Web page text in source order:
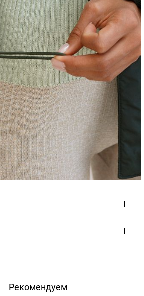
Рекомендуем